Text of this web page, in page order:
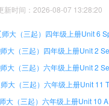
新时间：2026-08-07 13:28:20